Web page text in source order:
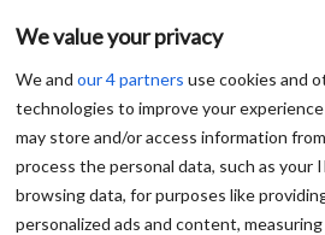
We value your privacy
We and our 4 partners use cookies and
technologies to improve your
may store and/or access information
process the personal data, such as your
browsing data, for purposes like
personalized ads and content,
en een nieuw front van veel
name het zuiden en oosten
regen is gevallen en